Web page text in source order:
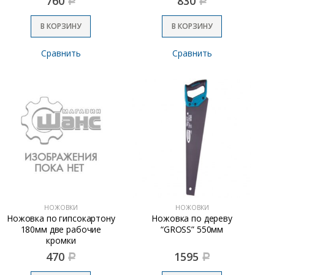
В КОРЗИНУ
Сравнить
В КОРЗИНУ
Сравнить
НОЖОВКИ
Ножовка по гипсокартону
180мм две рабочие
кромки
470 Р
НОЖОВКИ
Ножовка по дереву
“GROSS” 550мм
1595 Р